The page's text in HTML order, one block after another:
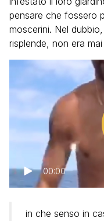
pensare che fossero
moscerini. Nel
risplende, non era
00:00
in che senso in